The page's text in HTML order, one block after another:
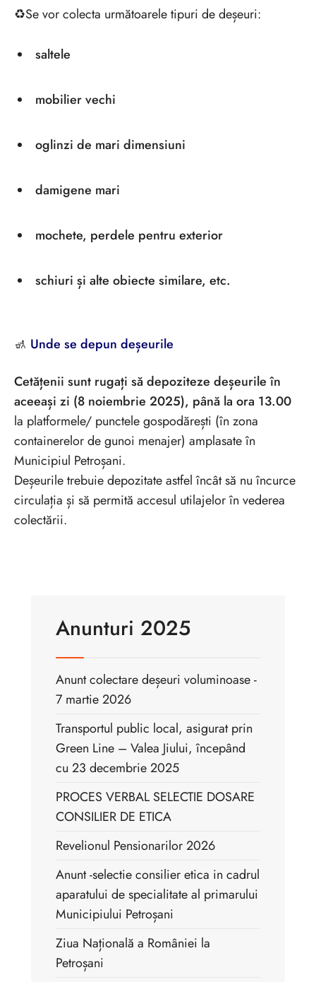
♻️Se vor colecta următoarele tipuri de deșeuri:
​saltele
mobilier vechi
oglinzi de mari dimensiuni
damigene mari
mochete, perdele pentru exterior
schiuri și alte obiecte similare, etc.
🚮 Unde se depun deșeurile
Cetățenii sunt rugați să depoziteze deșeurile în
aceeași zi (8 noiembrie 2025), până la ora 13.00
la platformele/ punctele gospodărești (în zona
containerelor de gunoi menajer) amplasate în
Municipiul Petroșani.
Deșeurile trebuie depozitate astfel încât să nu încurce
circulația și să permită accesul utilajelor în vederea
colectării.
Anunturi 2025
Anunt colectare deșeuri voluminoase -
7 martie 2026
Transportul public local, asigurat prin
Green Line – Valea Jiului, începând
cu 23 decembrie 2025
PROCES VERBAL SELECTIE DOSARE
CONSILIER DE ETICA
Revelionul Pensionarilor 2026
Anunt -selectie consilier etica in cadrul
aparatului de specialitate al primarului
Municipiului Petroșani
Ziua Națională a României la
Petroșani